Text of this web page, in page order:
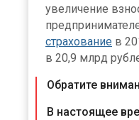
увеличение
страхование в
в 20,9 млрд
Обратите
В настоящее